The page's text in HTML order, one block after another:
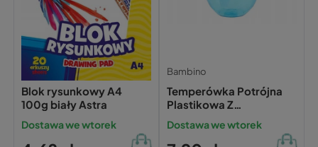
Astra
Blok rysunkowy A4
100g biały Astra
Dostawa we wtorek
Bambino
Temperówka Potrójna
Plastikowa Z
Pojemnikiem Bambino
03042
Dostawa we wtorek